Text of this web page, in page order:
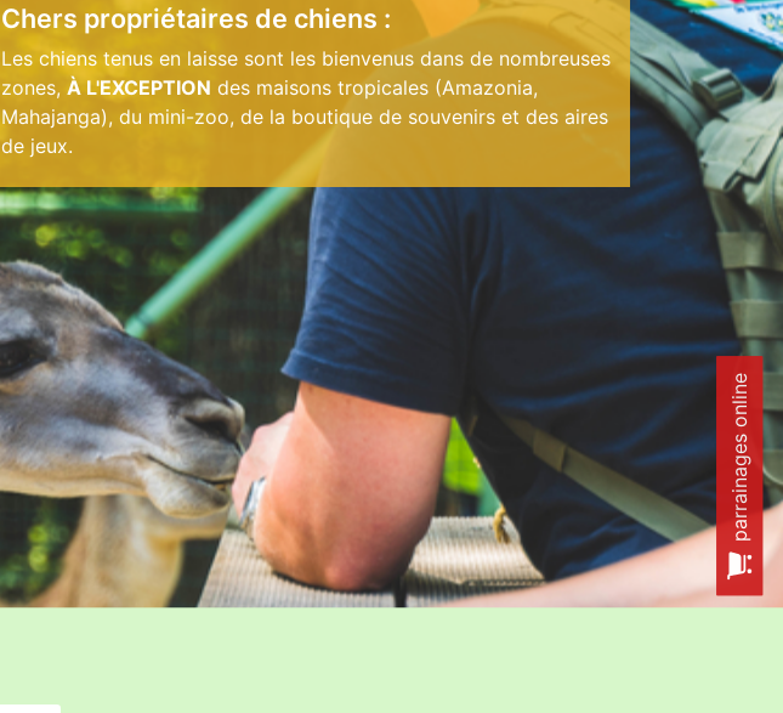
Chers propriétaires de chiens :
Les chiens tenus en laisse sont les bienvenus dans de nombreuses
zones, À L'EXCEPTION des maisons tropicales (Amazonia,
Mahajanga), du mini-zoo, de la boutique de souvenirs et des aires
de jeux.
parrainages online